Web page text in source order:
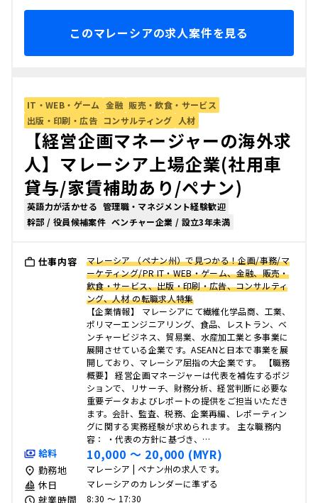
このマレーシアの求人案件を見る
IT・WEB・ゲーム 金融 販売・飲食・サービス
出版・印刷・広告 コンサルティング 人材
【経営企画マネージャーの海外求
人】マレーシア上場企業(社用車
貸与/家賃補助あり/ペナン)
英語力が活かせる 管理職・マネジメント経験歓迎
幹部 / 役員候補案件 ベンチャー企業 / 設立3年未満
仕事内容
マレーシア （ペナン州）で見つかる！企画/事務/マ
ーケティング/PR IT・WEB・ゲーム、金融、販売・
飲食・サービス、出版・印刷・広告、コンサルティ
ング、人材 の転職求人特集
【企業情報】 マレーシアにて繊維化学品商、工業、
ポリマーエンジニアリング、食品、レストラン、ベ
ンチャービジネス、貿易業、水産加工業と多事業に
展開させている企業です。ASEANと日本で事業を展
開しており、マレーシア屈指の大企業です。 【職務
概要】 経営企画マネージャーは代表を補佐するポジ
ションで、リサーチ、財務分析、経営判断に必要な
重要データおよびレポートの提供をご担当いただき
ます。会計、監査、税務、企業再編、レポーティン
グに関する実務経験が求められます。 主な職務内
容： ・代表の方針に基づき、…
給料 10,000 〜 20,000 (MYR)
勤務地 マレーシア | ペナン州の求人です。
休日 マレーシアのカレンダーに準ずる
就業時間
8:30 〜 17:30